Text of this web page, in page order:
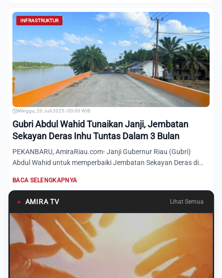
INFRASTRUKTUR
Minggu, 20 Juli 2025 | 00:00 WIB
Gubri Abdul Wahid Tunaikan Janji, Jembatan
Sekayan Deras Inhu Tuntas Dalam 3 Bulan
PEKANBARU, AmiraRiau.com- Janji Gubernur Riau (Gubri)
Abdul Wahid untuk memperbaiki Jembatan Sekayan Deras di
BACA SELENGKAPNYA
● AMIRA TV Lihat Semua